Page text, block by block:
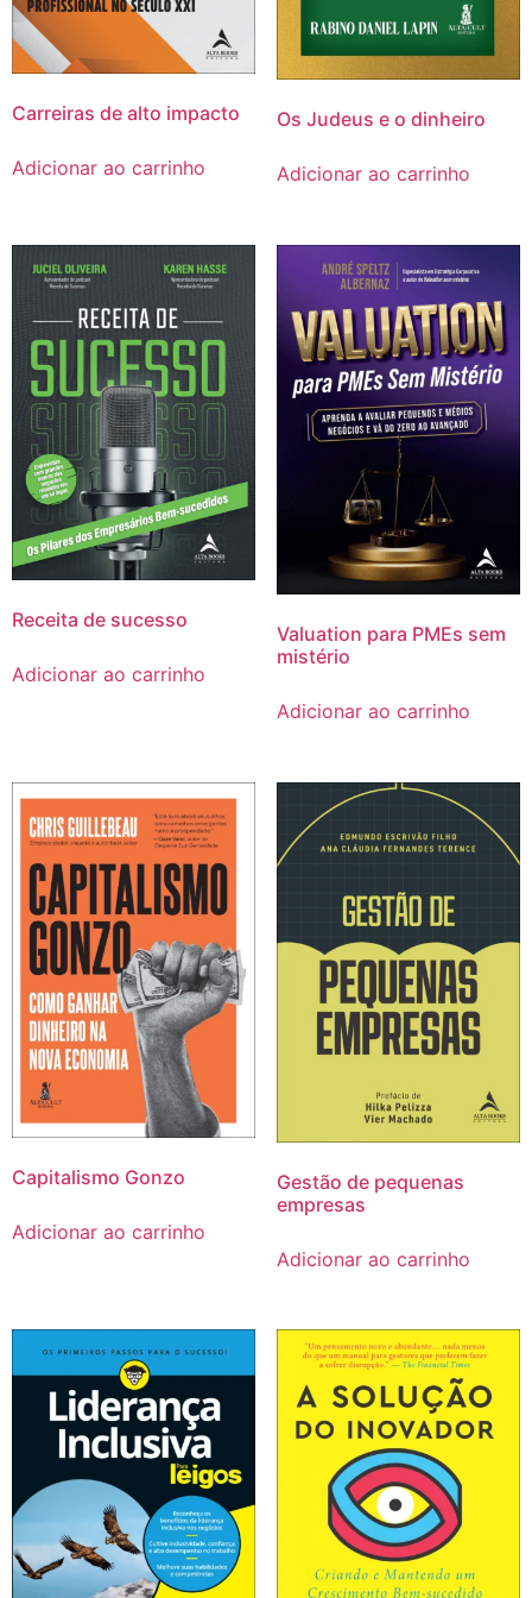
Carreiras de alto impacto
Adicionar ao carrinho
Os Judeus e o dinheiro
Adicionar ao carrinho
Receita de sucesso
Adicionar ao carrinho
Valuation para PMEs sem
mistério
Adicionar ao carrinho
Capitalismo Gonzo
Adicionar ao carrinho
Gestão de pequenas
empresas
Adicionar ao carrinho